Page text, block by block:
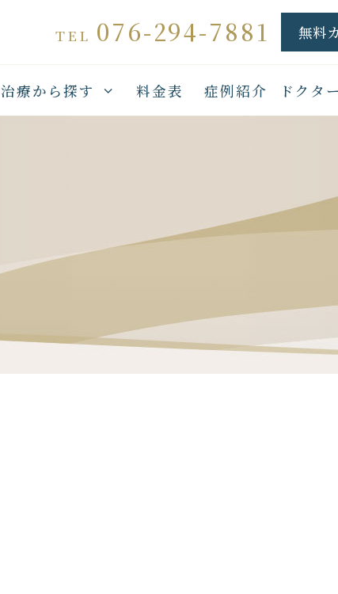
TEL 076-294-7881 無料
治療から探す 料金表 症例紹介 ドクタ